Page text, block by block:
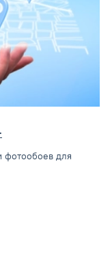
для